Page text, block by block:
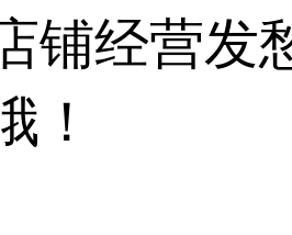
铺经营发
！